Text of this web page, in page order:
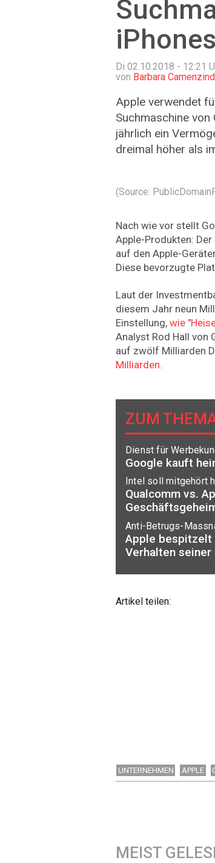
Di 02.10.2018 - 12:21
von Barbara Camenzind
Apple verwendet
Suchmaschine
jährlich ein
dreimal höher als
(Source:
Nach wie vor stellt
Apple-Produkten:
auf den Apple-
Diese bevorzugte
Laut der
diesem Jahr neun
Einstellung, wie
Analyst Rod Hall von
auf zwölf Milliarden
Milliarden.
ZUM
Dienst für
Google kauft
Intel soll mitgehört
Qualcomm vs.
Anti-Betrugs-
Apple bespitzelt
Verhalten seiner
Artikel teilen:
UNTERNEHMEN APPLE
MEIST